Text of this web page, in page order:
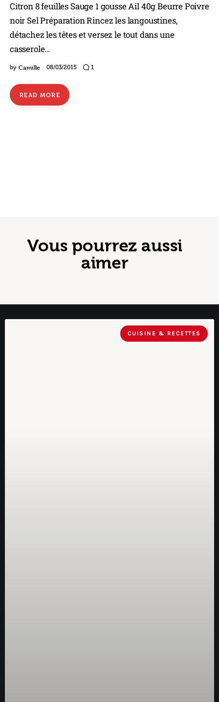
Citron 8 feuilles Sauge 1 gousse Ail 40g Beurre Poivre
noir Sel Préparation Rincez les langoustines,
détachez les têtes et versez le tout dans une
casserole…
by Camille 08/03/2015 1
READ MORE
Vous pourrez aussi
aimer
CUISINE & RECETTES